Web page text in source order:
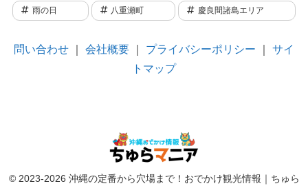
雨の日 八重瀬町 慶良間諸島エリア
問い合わせ 会社概要 プライバシーポリシー
サイ
トマップ
© 2023-2026 沖縄の定番から穴場まで！おでかけ観光情報｜ちゅら